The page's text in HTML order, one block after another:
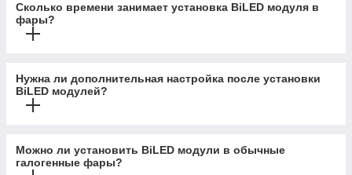
Сколько времени занимает установка BiLED модуля в
фары?
Нужна ли дополнительная настройка после установки
BiLED модулей?
Можно ли установить BiLED модули в обычные
галогенные фары?